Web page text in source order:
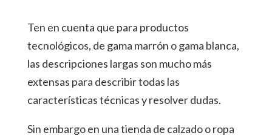
Ten en cuenta que para productos
tecnológicos, de gama marrón o gama blanca,
las descripciones largas son mucho más
extensas para describir todas las
características técnicas y resolver dudas.
Sin embargo en una tienda de calzado o ropa